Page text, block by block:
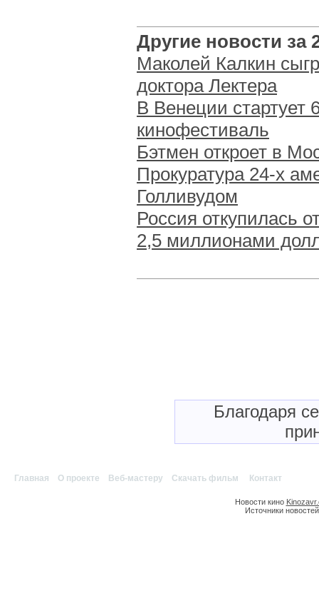
Другие новости за
Маколей Калкин
доктора Лектера
В Венеции
кинофестиваль
Бэтмен откроет в
Прокуратура 24-х
Голливудом
Россия откупилась
2,5 миллионами
Благодаря
Главная О проекте Веб-мастеру Скачать фильм Контакт
Новости кино
Источники